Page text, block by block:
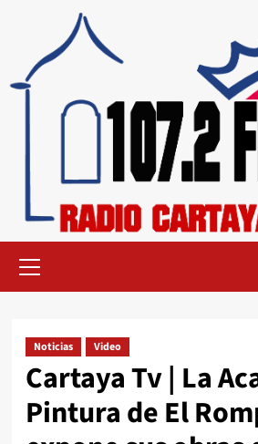
Noticias Video
Cartaya Tv | La
Pintura de El